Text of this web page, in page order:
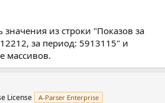
значения из строки "Показов за
за период: 5913115" и
массивов.
License A-Parser Enterprise